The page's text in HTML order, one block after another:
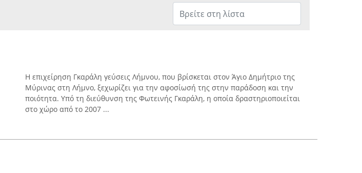
Η επιχείρηση Γκαράλη γεύσεις Λήμνου, που βρίσκεται στον Άγιο Δημήτριο της
Μύρινας στη Λήμνο, ξεχωρίζει για την αφοσίωσή της στην παράδοση και την
ποιότητα. Υπό τη διεύθυνση της Φωτεινής Γκαράλη, η οποία δραστηριοποιείται
στο χώρο από το 2007 ...